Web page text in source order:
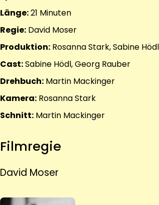
Länge:21 Minuten
Regie: David Moser
Produktion: Rosanna Stark, Sabine Hödl
Cast:Sabine Hödl, Georg Rauber
Drehbuch: Martin Mackinger
Kamera: Rosanna Stark
Schnitt: Martin Mackinger
Filmregie
David Moser